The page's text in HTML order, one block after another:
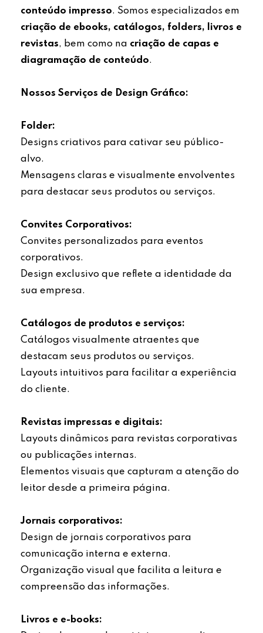
conteúdo impresso. Somos especializados em
criação de ebooks, catálogos, folders, livros e
revistas, bem como na criação de capas e
diagramação de conteúdo.
Nossos Serviços de Design Gráfico:
Folder:
Designs criativos para cativar seu público-
alvo.
Mensagens claras e visualmente envolventes
para destacar seus produtos ou serviços.
Convites Corporativos:
Convites personalizados para eventos
corporativos.
Design exclusivo que reflete a identidade da
sua empresa.
Catálogos de produtos e serviços:
Catálogos visualmente atraentes que
destacam seus produtos ou serviços.
Layouts intuitivos para facilitar a experiência
do cliente.
Revistas impressas e digitais:
Layouts dinâmicos para revistas corporativas
ou publicações internas.
Elementos visuais que capturam a atenção do
leitor desde a primeira página.
Jornais corporativos:
Design de jornais corporativos para
comunicação interna e externa.
Organização visual que facilita a leitura e
compreensão das informações.
Livros e e-books: